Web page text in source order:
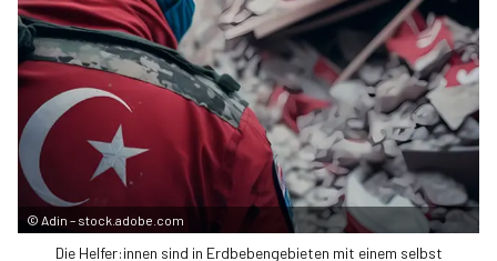
© Adin – stock.adobe.com
Die Helfer:innen sind in Erdbebengebieten mit einem selbst